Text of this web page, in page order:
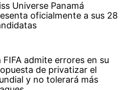
Universe Panamá
oficialmente a sus 28
FIFA admite errores en su
de privatizar el
y no tolerará más